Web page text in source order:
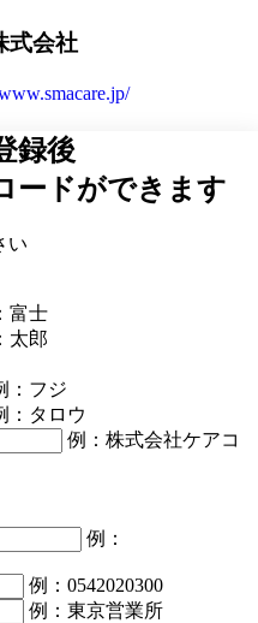
式会社
録後
ードができます
い
富士
太郎
：フジ
：タロウ
例：株式会社ケアコ
例：
例：0542020300
例：東京営業所